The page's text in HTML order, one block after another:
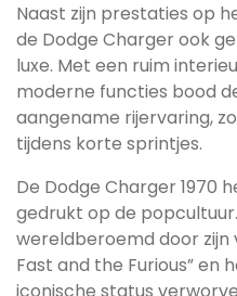
Naast zijn prestaties op
de Dodge Charger ook
luxe. Met een ruim
moderne functies bood
aangename rijervaring,
tijdens korte sprintjes.
De Dodge Charger 1970
gedrukt op de
wereldberoemd door zijn
Fast and the Furious” en